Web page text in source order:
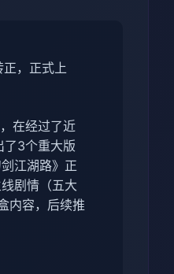
正，正式上
在经过了近
了3个重大版
江湖路》正
剧情（五大
内容，后续推